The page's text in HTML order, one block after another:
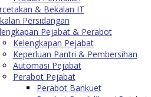
& Bekalan IT
Persidangan
Pejabat & Perabot
Kelengkapan Pejabat
Keperluan Pantri & Pembersihan
Automasi Pejabat
Perabot Pejabat
Perabot Bankuet